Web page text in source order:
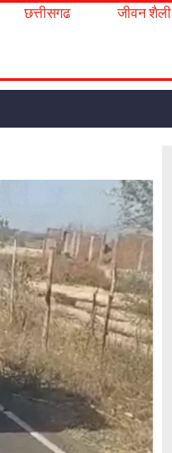
छत्तीसगढ जीवन शैली